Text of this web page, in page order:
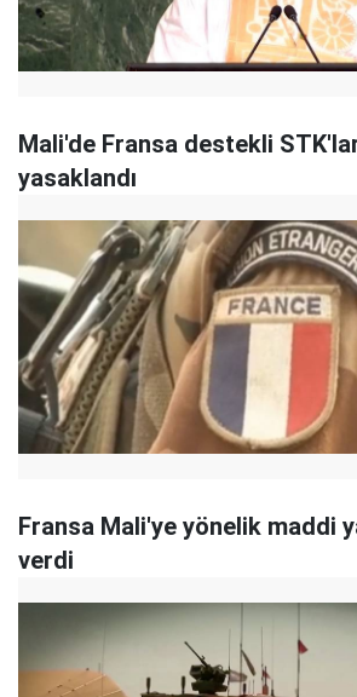
Mali'de Fransa destekli
yasaklandı
Fransa Mali'ye yönelik maddi
verdi